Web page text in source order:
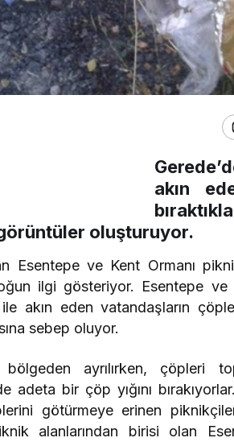
akın
oluşturuyor.
Esentepe ve Kent Ormanı
ilgi gösteriyor. Esentepe ve
ile akın eden vatandaşların
sebep oluyor.
bölgeden ayrılırken, çöpleri
adeta bir çöp yığını
götürmeye erinen
alanlarından birisi olan